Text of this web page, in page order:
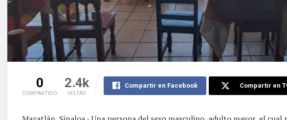
0
COMPARTIDO
2.4k
VISTAS
Compartir en Facebook Compartir en